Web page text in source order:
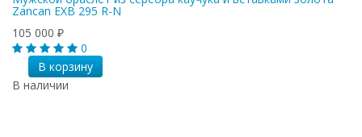
Zancan EXB 295 R-N
105 000 ₽
0
В корзину
В наличии